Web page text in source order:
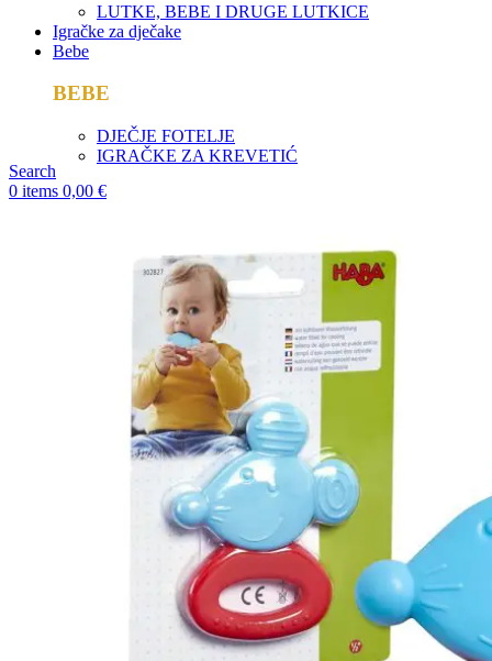
LUTKE, BEBE I DRUGE LUTKICE
Igračke za dječake
Bebe
BEBE
DJEČJE FOTELJE
IGRAČKE ZA KREVETIĆ
Search
0 items 0,00 €